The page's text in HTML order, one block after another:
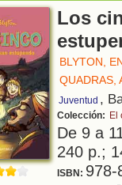
Los
BLYTON,
QUADRAS,
Juventud ,
Colección: El
De 9 a
240 p.;
ISBN: 978-